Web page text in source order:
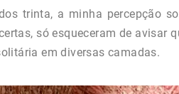
trinta, a minha percepção
só esqueceram de avisar
em diversas camadas.